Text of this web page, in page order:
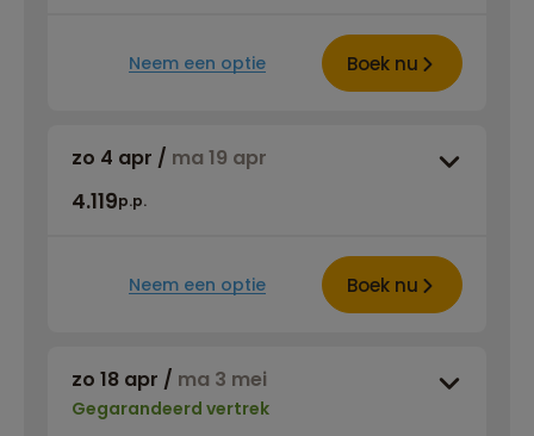
Neem een optie Boek nu
zo 4 apr / ma 19 apr
4.119p.p.
Neem een optie Boek nu
zo 18 apr / ma 3 mei
Gegarandeerd vertrek